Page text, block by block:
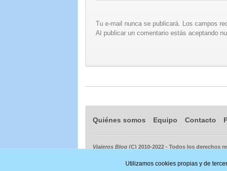
Tu e-mail nunca se publicará. Los campos
Al publicar un comentario estás aceptando
Quiénes somos Equipo Contacto
Viajeros Blog (C) 2010-2022 - Todos los derechos
Utilizamos cookies propias y de